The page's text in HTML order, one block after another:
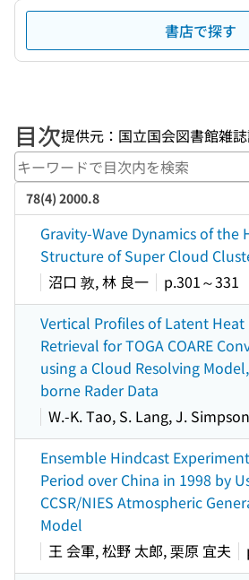
書店で探す
目次提供元：国立国会図書館雑
78(4) 2000.8
Gravity-Wave Dynamics of the
Structure of Super Cloud
沼口 敦, 林 良一
p.301～331
Vertical Profiles of Latent Heat
Retrieval for TOGA COARE
using a Cloud Resolving
borne Rader Data
W.-K. Tao, S. Lang, J. Simpson
Ensemble Hindcast
Period over China in 1998 by
CCSR/NIES Atmospheric
Model
王 会軍, 松野 太郎, 栗原 宜夫